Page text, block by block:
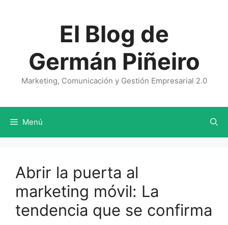
El Blog de
Germán Piñeiro
Marketing, Comunicación y Gestión Empresarial 2.0
Menú
Abrir la puerta al
marketing móvil: La
tendencia que se confirma